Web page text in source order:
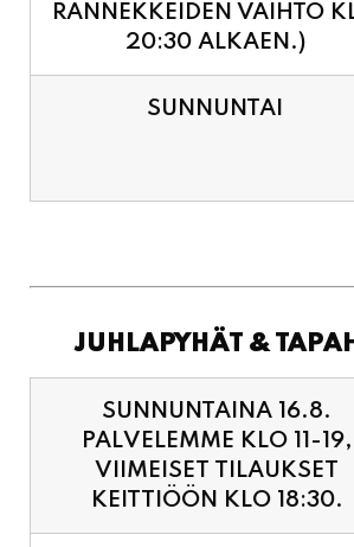
SUNNUNTAI
PALVELEMME KLO 11-19,
VIIMEISET TILAUKSET
KEITTIÖÖN KLO 18:30.
SUNNUNTAINA 23.8.
PALVELEMME KLO 11-19,
VIIMEISET TILAUKSET